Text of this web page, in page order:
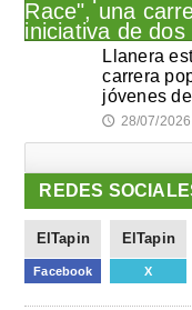
Llanera
carrera
jóvenes
🕔 28/07/2026
REDES
ElTapin
Facebook
ElTapin
X